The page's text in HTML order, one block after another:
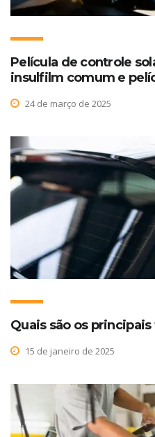
Película de controle
insulfilm comum e
24 de março de 2025
Quais são os
15 de janeiro de 2025